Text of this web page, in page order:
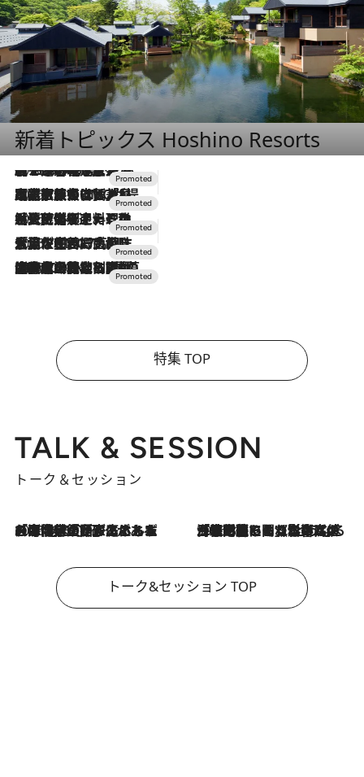
新着トピックス Hoshino Resorts
2026.8.7
【トンボの足水浴】ヒノキの香りに包まれて涼感マックス！約13℃の湧水かけ流しを避暑地「星野温泉 トンボの湯」で体験
2026.7.31
【ホテル帰省】という選択肢をOMOが提案。家族とほどよい距離を保つには「昼は実家、夜は気兼ねなくホテルで！」
2026.7.24
【夏限定ディナーコース】旬を迎える稚鮎や花ズッキーニなどをイタリア・トスカーナの郷土料理の手法で満喫！
2026.7.17
「土佐和ハーブかき氷」がOMO7高知に登場！生姜、山椒、大葉など目にも舌にも涼を呼ぶ郷土の味
2026.7.10
NEW OPEN！【界 草津】名湯の地に誕生。趣の異なる2種の温泉と上州ならではの会席・蕎麦割烹など美食を味わう究極の癒やし旅
特集 TOP
TALK & SESSION
トーク＆セッション
2026.8.3
「今後値上げがあるとすれば…」「リスクがあるのは今年の冬」エネルギー専門家が語る、ホルムズ海峡封鎖が家庭にもたらす“ある心配” 2026.8.3
「住宅建てられない…」「サーチャージ料の高値が続いている」ホルムズ海峡封鎖による影響はいつまで続く？《エネルギー専門家に聞く“どうなる日本の暮らし”》
トーク&セッション TOP